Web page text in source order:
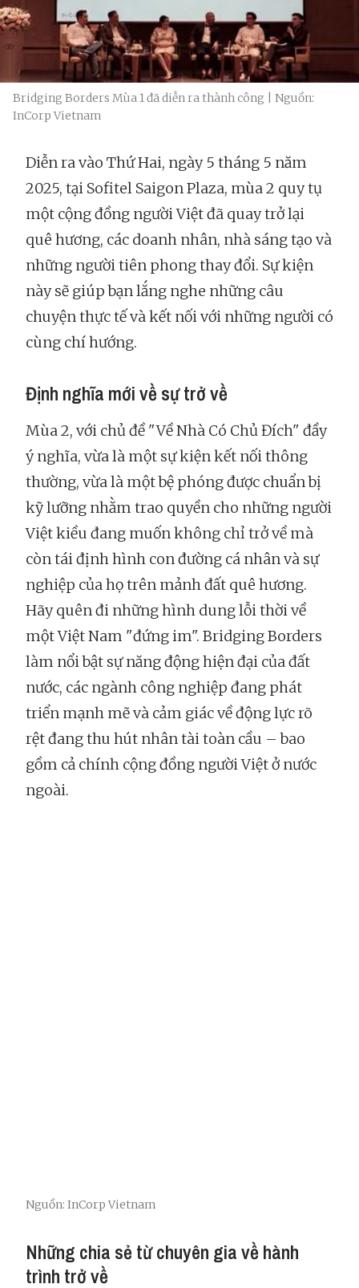
Bridging Borders Mùa 1 đã diễn ra thành công | Nguồn:
InCorp Vietnam
Diễn ra vào Thứ Hai, ngày 5 tháng 5 năm
2025, tại Sofitel Saigon Plaza, mùa 2 quy tụ
một cộng đồng người Việt đã quay trở lại
quê hương, các doanh nhân, nhà sáng tạo và
những người tiên phong thay đổi. Sự kiện
này sẽ giúp bạn lắng nghe những câu
chuyện thực tế và kết nối với những người có
cùng chí hướng.
Định nghĩa mới về sự trở về
Mùa 2, với chủ đề "Về Nhà Có Chủ Đích" đầy
ý nghĩa, vừa là một sự kiện kết nối thông
thường, vừa là một bệ phóng được chuẩn bị
kỹ lưỡng nhằm trao quyền cho những người
Việt kiều đang muốn không chỉ trở về mà
còn tái định hình con đường cá nhân và sự
nghiệp của họ trên mảnh đất quê hương.
Hãy quên đi những hình dung lỗi thời về
một Việt Nam "đứng im". Bridging Borders
làm nổi bật sự năng động hiện đại của đất
nước, các ngành công nghiệp đang phát
triển mạnh mẽ và cảm giác về động lực rõ
rệt đang thu hút nhân tài toàn cầu – bao
gồm cả chính cộng đồng người Việt ở nước
ngoài.
Nguồn: InCorp Vietnam
Những chia sẻ từ chuyên gia về hành
trình trở về